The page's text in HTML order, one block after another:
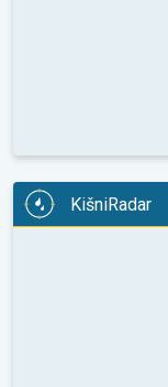
KišniRadar